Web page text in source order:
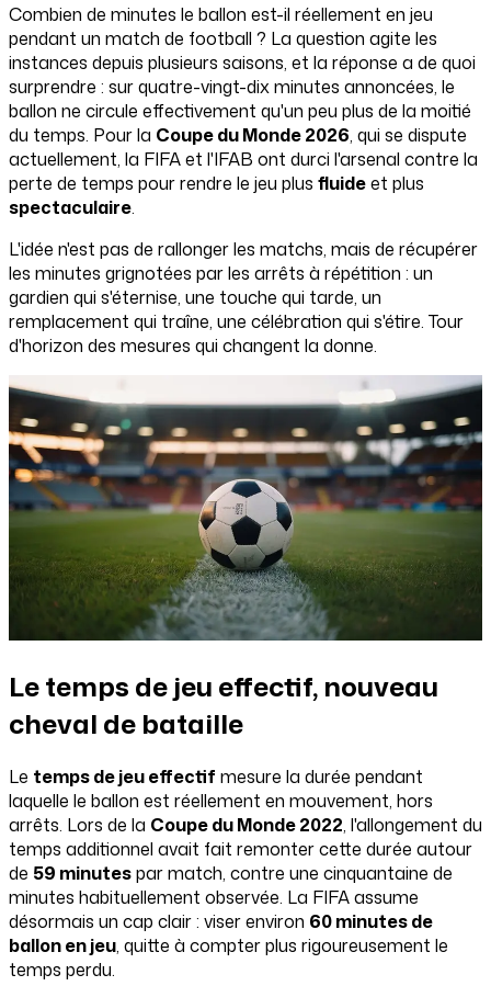
Combien de minutes le ballon est-il réellement en jeu
pendant un match de football ? La question agite les
instances depuis plusieurs saisons, et la réponse a de quoi
surprendre : sur quatre-vingt-dix minutes annoncées, le
ballon ne circule effectivement qu'un peu plus de la moitié
du temps. Pour la Coupe du Monde 2026, qui se dispute
actuellement, la FIFA et l'IFAB ont durci l'arsenal contre la
perte de temps pour rendre le jeu plus fluideet plus
spectaculaire.
L'idée n'est pas de rallonger les matchs, mais de récupérer
les minutes grignotées par les arrêts à répétition : un
gardien qui s'éternise, une touche qui tarde, un
remplacement qui traîne, une célébration qui s'étire. Tour
d'horizon des mesures qui changent la donne.
Le temps de jeu effectif, nouveau
cheval de bataille
Le temps de jeu effectif mesure la durée pendant
laquelle le ballon est réellement en mouvement, hors
arrêts. Lors de la Coupe du Monde 2022, l'allongement du
temps additionnel avait fait remonter cette durée autour
de 59 minutespar match, contre une cinquantaine de
minutes habituellement observée. La FIFA assume
désormais un cap clair : viser environ 60 minutes de
ballon en jeu, quitte à compter plus rigoureusement le
temps perdu.